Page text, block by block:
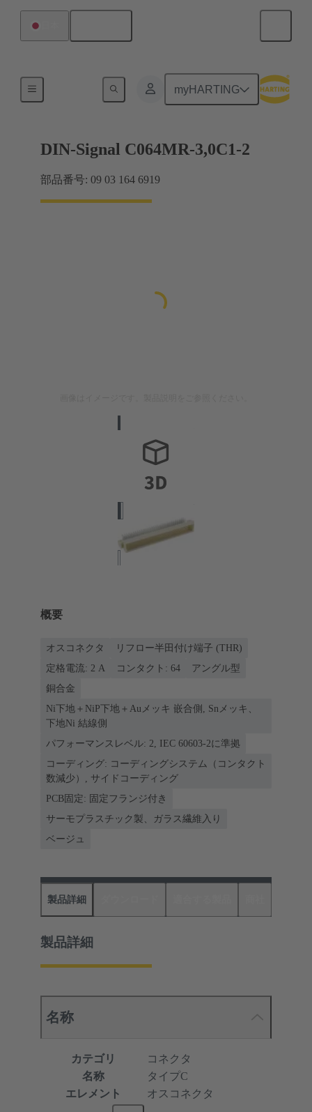
myHARTING
マザーボード ツー ドーターカード接続
DIN-Signal C064MR-3,0C1-2
部品番号: 09 03 164 6919
概要
オスコネクタ
リフロー半田付け端子 (THR)
定格電流: ‌2 A
コンタクト: 64
アングル型
銅合金
Ni下地＋NiP下地＋Auメッキ 嵌合側, Snメッキ、
下地Ni 結線側
パフォーマンスレベル: 2, IEC 60603-2に準拠
コーディング: コーディングシステム（コンタクト
数減少）, サイドコーディング
PCB固定: 固定フランジ付き
サーモプラスチック製、ガラス繊維入り
ベージュ
製品詳細
製品詳細
名称
カテゴリ
コネクタ
名称
タイプC
エレメント
オスコネクタ